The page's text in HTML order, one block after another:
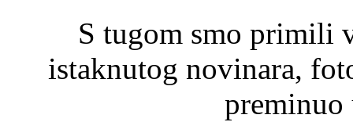
S tugom smo primili
istaknutog novinara,